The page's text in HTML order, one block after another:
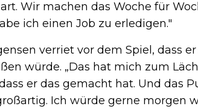
Wir machen das Woche für
ich einen Job zu erledigen."
verriet vor dem Spiel, dass
würde. „Das hat mich zum
dass er das gemacht hat. Und das
Ich würde gerne morgen